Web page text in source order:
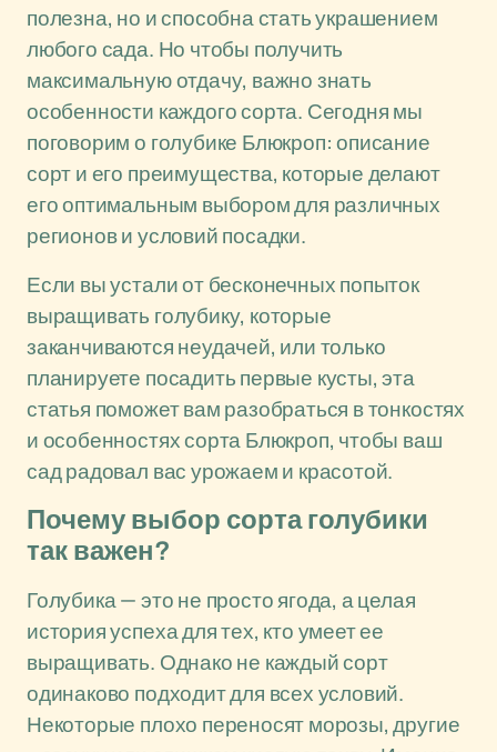
полезна, но и способна стать украшением
любого сада. Но чтобы получить
максимальную отдачу, важно знать
особенности каждого сорта. Сегодня мы
поговорим о голубике Блюкроп: описание
сорт и его преимущества, которые делают
его оптимальным выбором для различных
регионов и условий посадки.
Если вы устали от бесконечных попыток
выращивать голубику, которые
заканчиваются неудачей, или только
планируете посадить первые кусты, эта
статья поможет вам разобраться в тонкостях
и особенностях сорта Блюкроп, чтобы ваш
сад радовал вас урожаем и красотой.
Почему выбор сорта голубики
так важен?
Голубика — это не просто ягода, а целая
история успеха для тех, кто умеет ее
выращивать. Однако не каждый сорт
одинаково подходит для всех условий.
Некоторые плохо переносят морозы, другие